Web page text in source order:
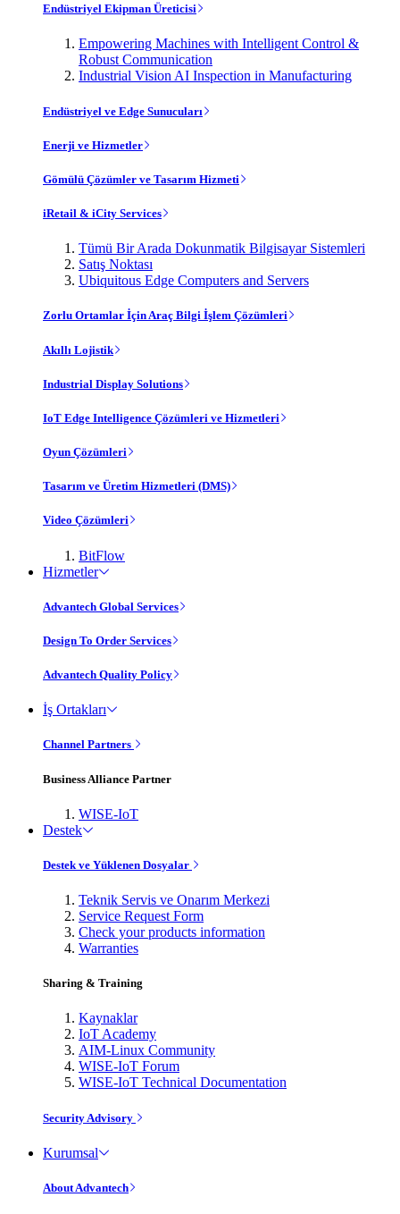
Endüstriyel Ekipman Üreticisi
Empowering Machines with Intelligent Control &
Robust Communication
Industrial Vision AI Inspection in Manufacturing
Endüstriyel ve Edge Sunucuları
Enerji ve Hizmetler
Gömülü Çözümler ve Tasarım Hizmeti
iRetail & iCity Services
Tümü Bir Arada Dokunmatik Bilgisayar Sistemleri
Satış Noktası
Ubiquitous Edge Computers and Servers
Zorlu Ortamlar İçin Araç Bilgi İşlem Çözümleri
Akıllı Lojistik
Industrial Display Solutions
IoT Edge Intelligence Çözümleri ve Hizmetleri
Oyun Çözümleri
Tasarım ve Üretim Hizmetleri (DMS)
Video Çözümleri
BitFlow
Hizmetler
Advantech Global Services
Design To Order Services
Advantech Quality Policy
İş Ortakları
Channel Partners
Business Alliance Partner
WISE-IoT
Destek
Destek ve Yüklenen Dosyalar
Teknik Servis ve Onarım Merkezi
Service Request Form
Check your products information
Warranties
Sharing & Training
Kaynaklar
IoT Academy
AIM-Linux Community
WISE-IoT Forum
WISE-IoT Technical Documentation
Security Advisory
Kurumsal
About Advantech